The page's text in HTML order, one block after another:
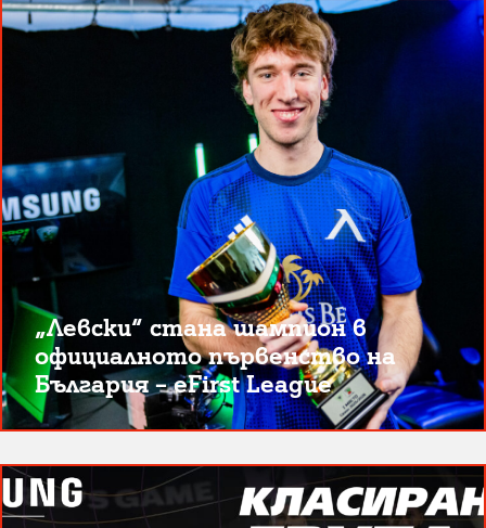
„Левски“ стана шампион в
официалното първенство на
България – eFirst League